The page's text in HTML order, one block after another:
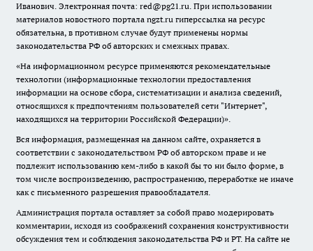
Иванович. Электронная почта: red@pg21.ru. При использовании
материалов новостного портала ngzt.ru гиперссылка на ресурс
обязательна, в противном случае будут применены нормы
законодательства РФ об авторских и смежных правах.
«На информационном ресурсе применяются рекомендательные
технологии (информационные технологии предоставления
информации на основе сбора, систематизации и анализа сведений,
относящихся к предпочтениям пользователей сети "Интернет",
находящихся на территории Российской Федерации)».
Вся информация, размещенная на данном сайте, охраняется в
соответствии с законодательством РФ об авторском праве и не
подлежит использованию кем-либо в какой бы то ни было форме, в
том числе воспроизведению, распространению, переработке не иначе
как с письменного разрешения правообладателя.
Администрация портала оставляет за собой право модерировать
комментарии, исходя из соображений сохранения конструктивности
обсуждения тем и соблюдения законодательства РФ и РТ. На сайте не